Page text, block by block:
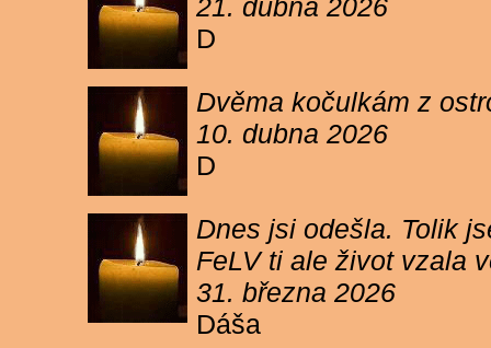
21. dubna 2026
D
Dvěma kočulkám z
10. dubna 2026
D
Dnes jsi odešla. Tolik
FeLV ti ale život vzala
31. března 2026
Dáša